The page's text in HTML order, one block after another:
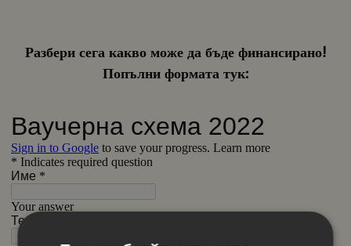
Разбери сега какво може да бъде финансирано!
Попълни формата тук: